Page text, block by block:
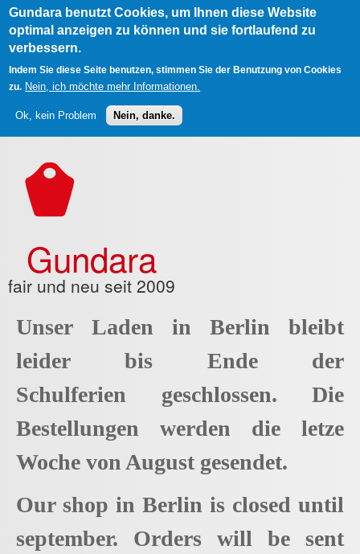
Gundara benutzt Cookies, um Ihnen diese Website
optimal anzeigen zu können und sie fortlaufend zu
verbessern.
Indem Sie diese Seite benutzen, stimmen Sie der Benutzung von Cookies
zu. Nein, ich möchte mehr Informationen.
Ok, kein Problem Nein, danke.
Gundara
fair und neu seit 2009
Unser Laden in Berlin bleibt
leider bis Ende der
Schulferien geschlossen. Die
Bestellungen werden die letze
Woche von August gesendet.
Our shop in Berlin is closed until
september. Orders will be sent